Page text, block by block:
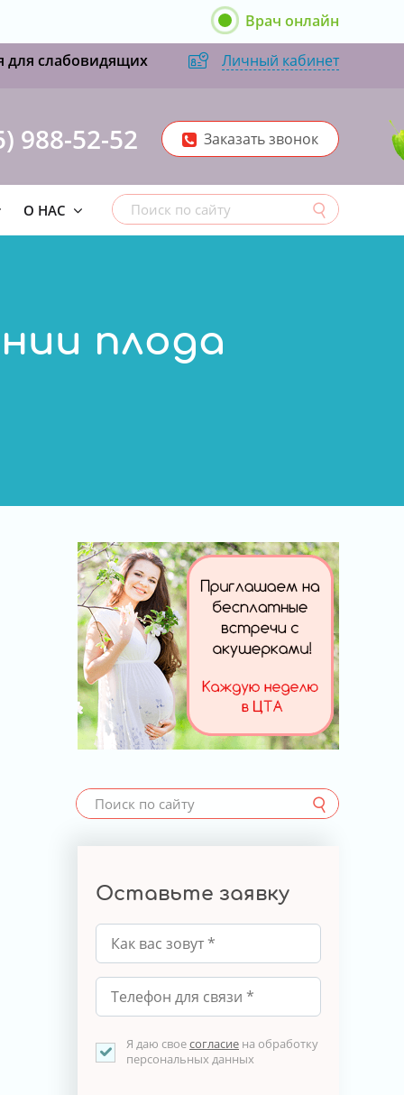
Врач онлайн
Личный кабинет
для слабовидящих
988-52-52 Заказать звонок
О НАС
плода
Оставьте заявку
Я даю своесогласие на обработку
персональных данных